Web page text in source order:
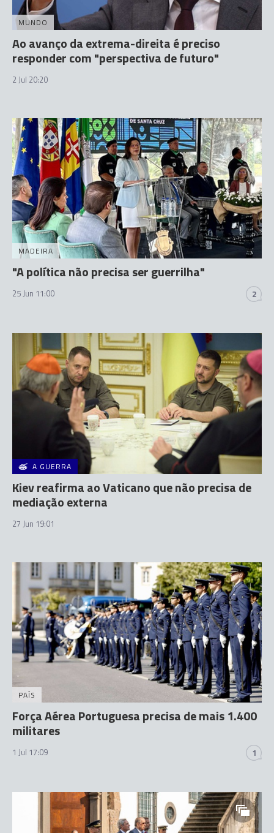
MUNDO
Ao avanço da extrema-direita é preciso
responder com "perspectiva de futuro"
2 Jul 20:20
MADEIRA
"A política não precisa ser guerrilha"
25 Jun 11:00 2
A GUERRA
Kiev reafirma ao Vaticano que não precisa de
mediação externa
27 Jun 19:01
PAÍS
Força Aérea Portuguesa precisa de mais 1.400
militares
1 Jul 17:09 1